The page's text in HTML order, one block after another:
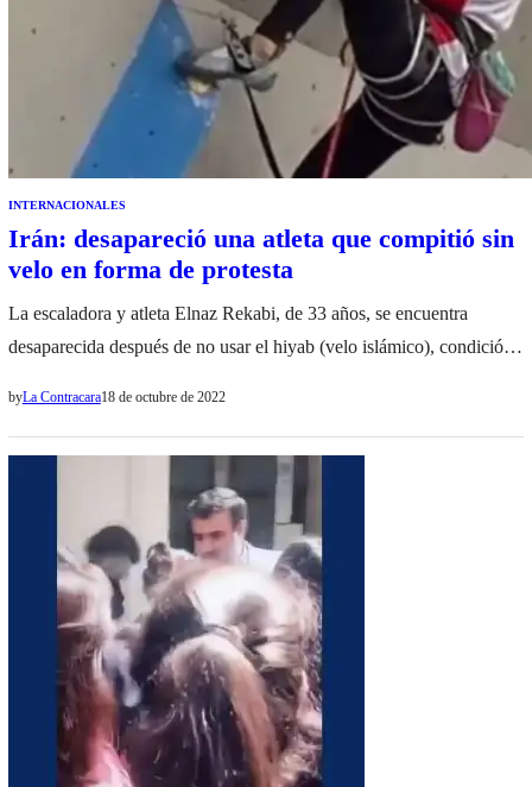
INTERNACIONALES
Irán: desapareció una atleta que compitió sin
velo en forma de protesta
La escaladora y atleta Elnaz Rekabi, de 33 años, se encuentra
desaparecida después de no usar el hiyab (velo islámico), condición
byLa Contracara18 de octubre de 2022